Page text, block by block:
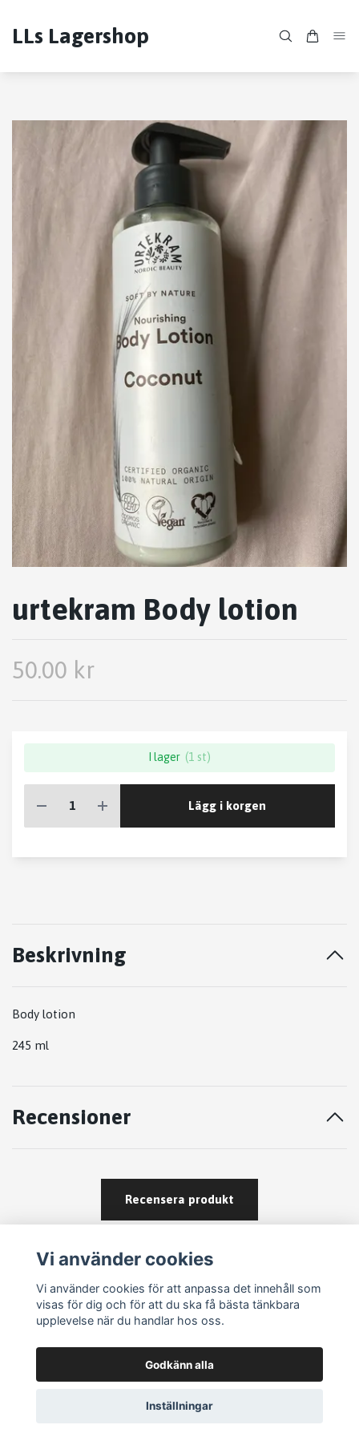
LLs Lagershop
urtekram Body lotion
50.00 kr
I lager (1 st)
Lägg i korgen
Beskrivning
Body lotion
245 ml
Recensioner
Recensera produkt
Om köp och returer
Vi använder cookies
Vi använder cookies för att anpassa det innehåll som
visas för dig och för att du ska få bästa tänkbara
upplevelse när du handlar hos oss.
Godkänn alla
Inställningar